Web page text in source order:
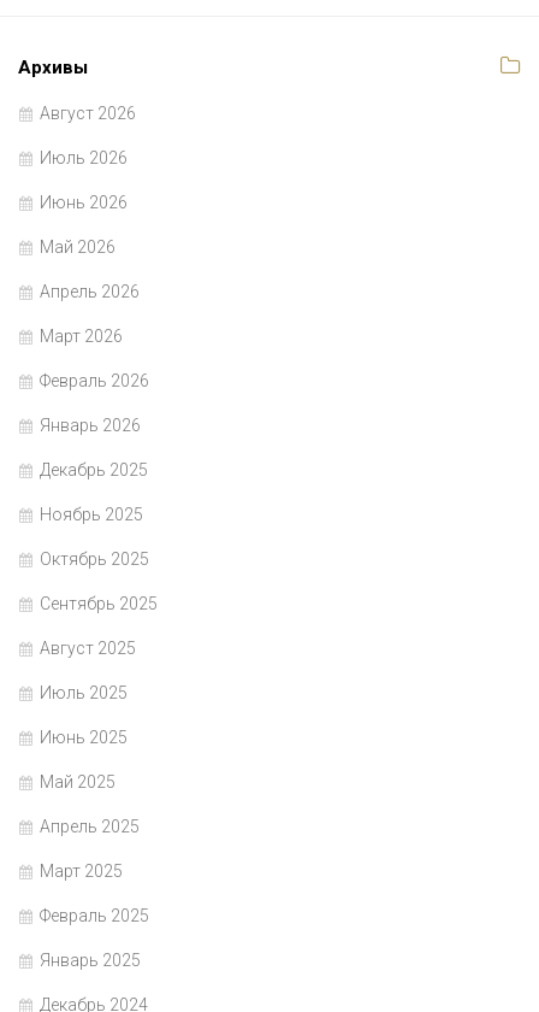
Архивы
Август 2026
Июль 2026
Июнь 2026
Май 2026
Апрель 2026
Март 2026
Февраль 2026
Январь 2026
Декабрь 2025
Ноябрь 2025
Октябрь 2025
Сентябрь 2025
Август 2025
Июль 2025
Июнь 2025
Май 2025
Апрель 2025
Март 2025
Февраль 2025
Январь 2025
Декабрь 2024